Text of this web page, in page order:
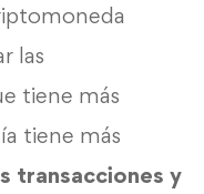
las
tiene más
tiene más
transacciones y